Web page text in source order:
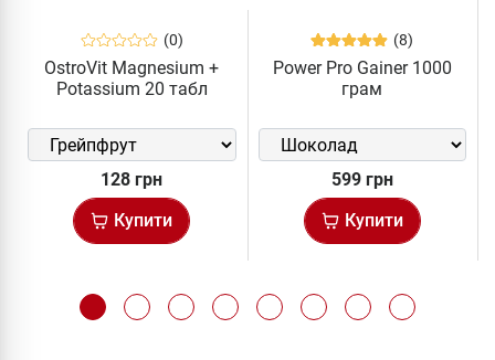
(0)
OstroVit Magnesium +
Potassium 20 табл
128 грн
Купити
(8)
Power Pro Gainer 1000
грам
599 грн
Купити